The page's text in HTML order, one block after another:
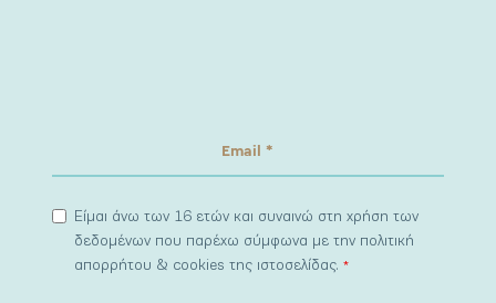
Είμαι άνω των 16 ετών και συναινώ στη χρήση των
δεδομένων που παρέχω σύμφωνα με την πολιτική
απορρήτου & cookies της ιστοσελίδας.*